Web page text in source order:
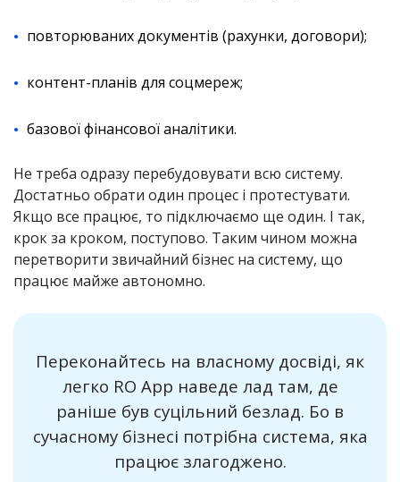
повторюваних документів (рахунки, договори);
контент-планів для соцмереж;
базової фінансової аналітики.
Не треба одразу перебудовувати всю систему.
Достатньо обрати один процес і протестувати.
Якщо все працює, то підключаємо ще один. І так,
крок за кроком, поступово. Таким чином можна
перетворити звичайний бізнес на систему, що
працює майже автономно.
Переконайтесь на власному досвіді, як
легко RO App наведе лад там, де
раніше був суцільний безлад. Бо в
сучасному бізнесі потрібна система, яка
працює злагоджено.